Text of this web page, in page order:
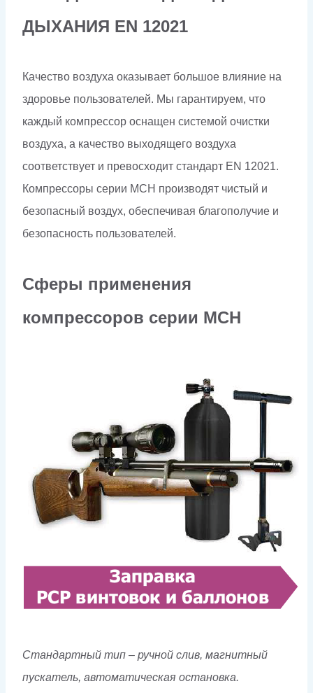
ДЫХАНИЯ EN 12021
Качество воздуха оказывает большое влияние на
здоровье пользователей. Мы гарантируем, что
каждый компрессор оснащен системой очистки
воздуха, а качество выходящего воздуха
соответствует и превосходит стандарт EN 12021.
Компрессоры серии MCH производят чистый и
безопасный воздух, обеспечивая благополучие и
безопасность пользователей.
Сферы применения
компрессоров серии MCH
Стандартный тип – ручной слив, магнитный
пускатель, автоматическая остановка.